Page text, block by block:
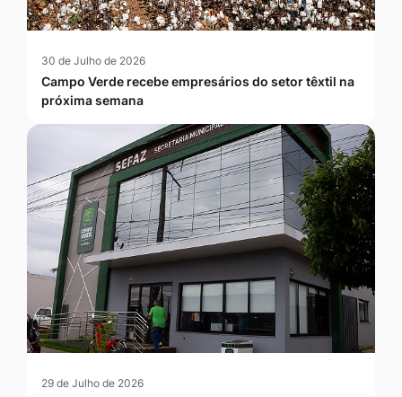
30 de Julho de 2026
Campo Verde recebe empresários do setor têxtil na
próxima semana
29 de Julho de 2026